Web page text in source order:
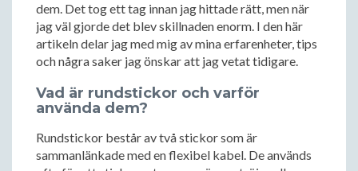
dem. Det tog ett tag innan jag hittade rätt, men när
jag väl gjorde det blev skillnaden enorm. I den här
artikeln delar jag med mig av mina erfarenheter, tips
och några saker jag önskar att jag vetat tidigare.
Vad är rundstickor och varför
använda dem?
Rundstickor består av två stickor som är
sammanlänkade med en flexibel kabel. De används